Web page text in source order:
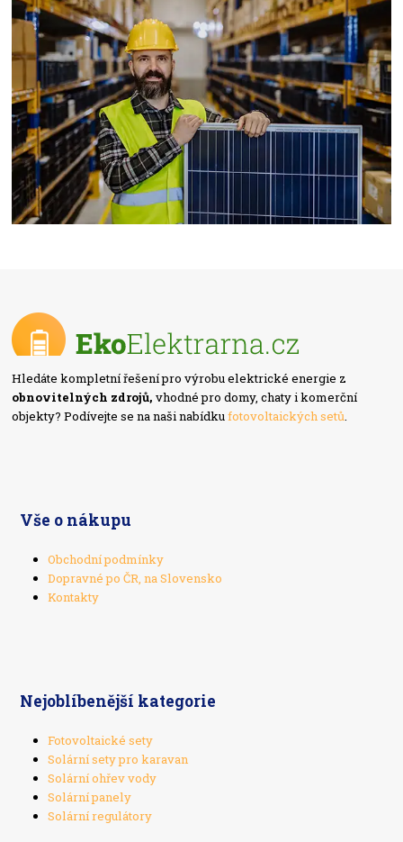
Hledáte kompletní řešení pro výrobu elektrické energie z
obnovitelných zdrojů, vhodné pro domy, chaty i komerční
objekty? Podívejte se na naši nabídkufotovoltaických setů.
Vše o nákupu
Obchodní podmínky
Dopravné po ČR, na Slovensko
Kontakty
Nejoblíbenější kategorie
Fotovoltaické sety
Solární sety pro karavan
Solární ohřev vody
Solární panely
Solární regulátory